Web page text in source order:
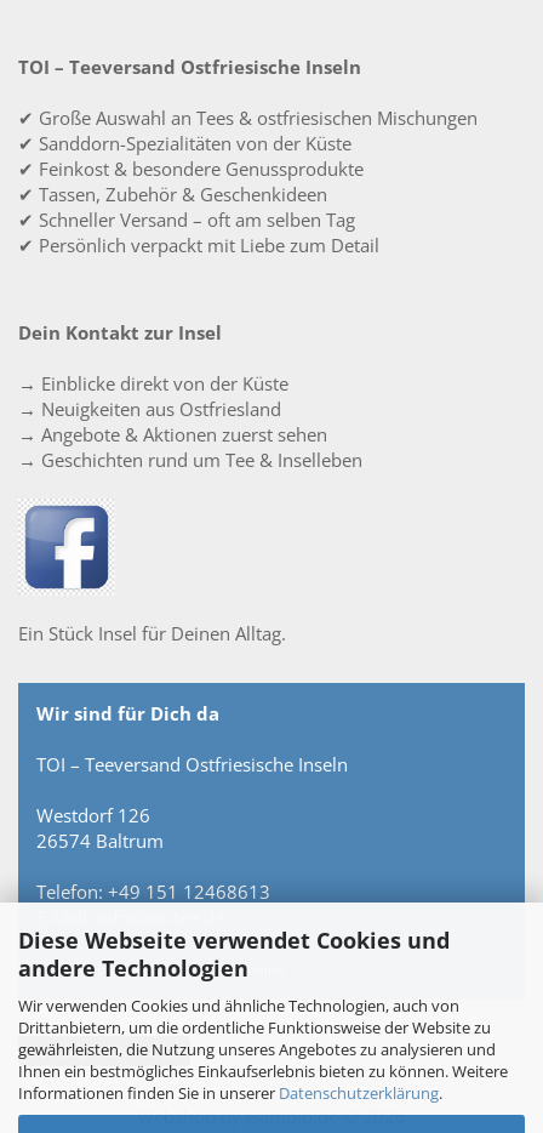
Diese Webseite verwendet Cookies und
andere Technologien
Wir verwenden Cookies und ähnliche Technologien, auch von
Drittanbietern, um die ordentliche Funktionsweise der Website zu
gewährleisten, die Nutzung unseres Angebotes zu analysieren und
Ihnen ein bestmögliches Einkaufserlebnis bieten zu können. Weitere
Informationen finden Sie in unserer Datenschutzerklärung.
TOI – Teeversand Ostfriesische Inseln
✔ Große Auswahl an Tees & ostfriesischen Mischungen
✔ Sanddorn-Spezialitäten von der Küste
✔ Feinkost & besondere Genussprodukte
✔ Tassen, Zubehör & Geschenkideen
✔ Schneller Versand – oft am selben Tag
✔ Persönlich verpackt mit Liebe zum Detail
Dein Kontakt zur Insel
→ Einblicke direkt von der Küste
→ Neuigkeiten aus Ostfriesland
→ Angebote & Aktionen zuerst sehen
→ Geschichten rund um Tee & Inselleben
Ein Stück Insel für Deinen Alltag.
Wir sind für Dich da
TOI – Teeversand Ostfriesische Inseln
Westdorf 126
26574 Baltrum
Telefon: +49 151 12468613
Persönlich erreichbar – keine Hotline.
Vertrag widerrufen
Webshopby Gambio.de © 2026